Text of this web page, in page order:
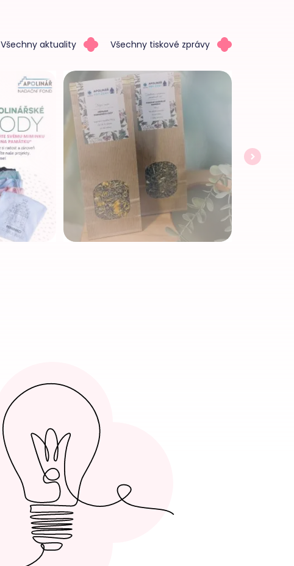
Všechny aktuality Všechny tiskové zprávy